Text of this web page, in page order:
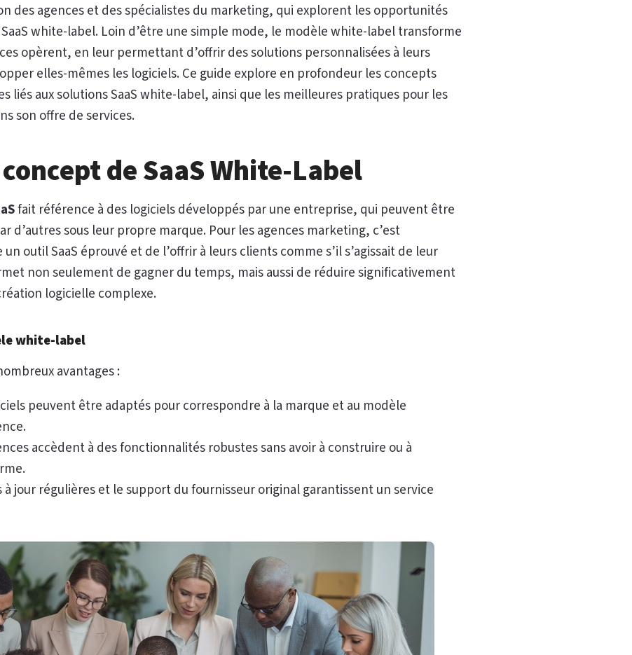
des agences et des spécialistes du marketing, qui explorent les opportunités
white-label. Loin d’être une simple mode, le modèle white-label transforme
opèrent, en leur permettant d’offrir des solutions personnalisées à leurs
elles-mêmes les logiciels. Ce guide explore en profondeur les concepts
liés aux solutions SaaS white-label, ainsi que les meilleures pratiques pour les
son offre de services.
de SaaS White-Label
fait référence à des logiciels développés par une entreprise, qui peuvent être
d’autres sous leur propre marque. Pour les agences marketing, c’est
outil SaaS éprouvé et de l’offrir à leurs clients comme s’il s’agissait de leur
non seulement de gagner du temps, mais aussi de réduire significativement
logicielle complexe.
white-label
avantages :
peuvent être adaptés pour correspondre à la marque et au modèle
accèdent à des fonctionnalités robustes sans avoir à construire ou à
à jour régulières et le support du fournisseur original garantissent un service